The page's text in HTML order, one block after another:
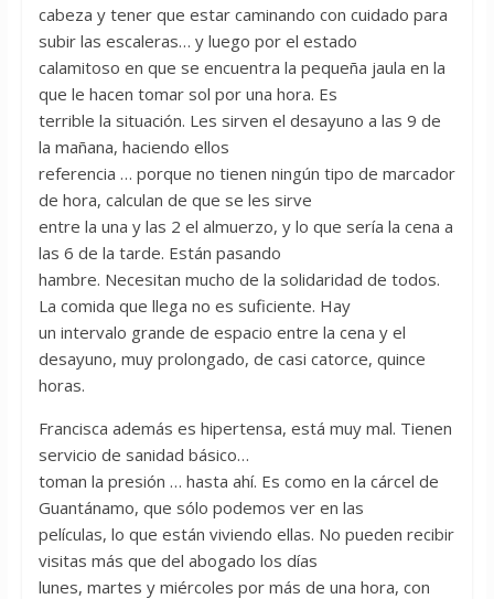
cabeza y tener que estar caminando con cuidado para
subir las escaleras… y luego por el estado
calamitoso en que se encuentra la pequeña jaula en la
que le hacen tomar sol por una hora. Es
terrible la situación. Les sirven el desayuno a las 9 de
la mañana, haciendo ellos
referencia … porque no tienen ningún tipo de marcador
de hora, calculan de que se les sirve
entre la una y las 2 el almuerzo, y lo que sería la cena a
las 6 de la tarde. Están pasando
hambre. Necesitan mucho de la solidaridad de todos.
La comida que llega no es suficiente. Hay
un intervalo grande de espacio entre la cena y el
desayuno, muy prolongado, de casi catorce, quince
horas.
Francisca además es hipertensa, está muy mal. Tienen
servicio de sanidad básico…
toman la presión … hasta ahí. Es como en la cárcel de
Guantánamo, que sólo podemos ver en las
películas, lo que están viviendo ellas. No pueden recibir
visitas más que del abogado los días
lunes, martes y miércoles por más de una hora, con